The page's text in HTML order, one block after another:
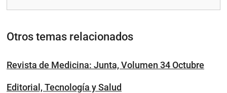
Otros temas relacionados
Revista de Medicina: Junta, Volumen 34 Octubre
Editorial, Tecnología y Salud